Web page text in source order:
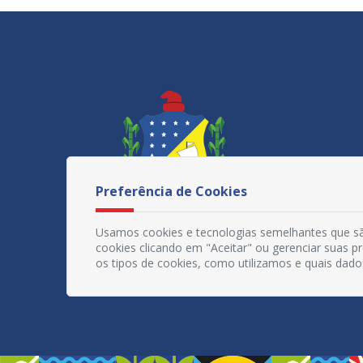
Preferência de Cookies
Usamos cookies e tecnologias semelhantes que
cookies clicando em "Aceitar" ou gerenciar suas
os tipos de cookies, como utilizamos e quais